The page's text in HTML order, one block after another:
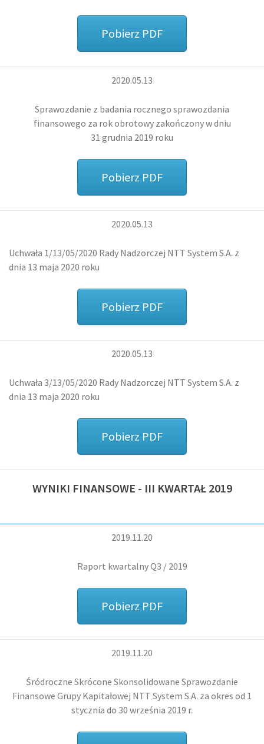
Pobierz PDF
2020.05.13
Sprawozdanie z badania rocznego sprawozdania
finansowego za rok obrotowy zakończony w dniu
31 grudnia 2019 roku
Pobierz PDF
2020.05.13
Uchwała 1/13/05/2020 Rady Nadzorczej NTT System S.A. z
dnia 13 maja 2020 roku
Pobierz PDF
2020.05.13
Uchwała 3/13/05/2020 Rady Nadzorczej NTT System S.A. z
dnia 13 maja 2020 roku
Pobierz PDF
WYNIKI FINANSOWE - III KWARTAŁ 2019
2019.11.20
Raport kwartalny Q3 / 2019
Pobierz PDF
2019.11.20
Śródroczne Skrócone Skonsolidowane Sprawozdanie
Finansowe Grupy Kapitałowej NTT System S.A. za okres od 1
stycznia do 30 września 2019 r.